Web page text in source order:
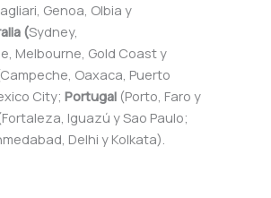
Genoa, Olbia y
(Sydney,
Melbourne, Gold Coast y
Oaxaca, Puerto
City; Portugal (Porto, Faro y
Iguazú y Sao Paulo;
Delhi y Kolkata).